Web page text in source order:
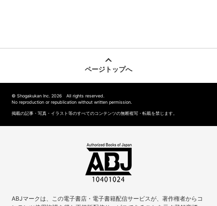
ページトップへ
© Shogakukan Inc. 2026 All rights reserved.
No reproduction or republication without written permission.
掲載の記事・写真・イラスト等のすべてのコンテンツの無断複写・転載を禁じます。
ABJマークは、この電子書店・電子書籍配信サービスが、著作権者からコ